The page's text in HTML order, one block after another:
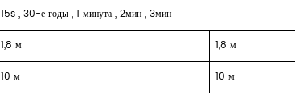
15s,30-е годы,1 минута,2мин,3мин
1,8 м 1,8 м
10 м 10 м